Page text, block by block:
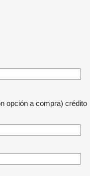
opción a compra) crédito